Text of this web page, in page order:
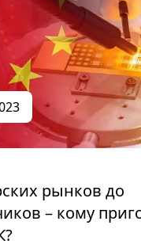
рынков до
– кому